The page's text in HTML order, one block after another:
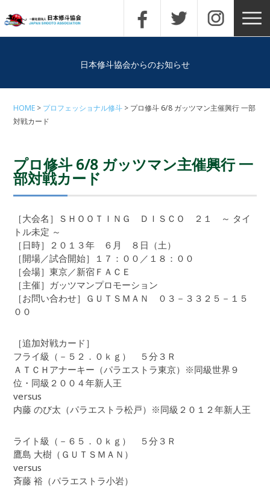
日本修斗協会からのお知らせ
HOME プロフェッショナル修斗
プロ修斗 6/8 ガッツマン主催興行 一部
対戦カード
プロ修斗 6/8 ガッツマン主催興行 一
部対戦カード
［大会名］ＳＨＯＯＴＩＮＧ ＤＩＳＣＯ ２１ ～ タイ
トル未定 ～
［日時］２０１３年 ６月 ８日（土）
［開場／試合開始］１７：００／１８：００
［会場］東京／新宿ＦＡＣＥ
［主催］ガッツマンプロモーション
［お問い合わせ］ＧＵＴＳＭＡＮ ０３－３３２５－１５
００
［追加対戦カード］
フライ級（－５２．０ｋｇ） ５分３Ｒ
ＡＴＣＨアナーキー（パラエストラ東京）※同級世界９
位・同級２００４年新人王
versus
内藤 のび太（パラエストラ松戸）※同級２０１２年新人王
ライト級（－６５．０ｋｇ） ５分３Ｒ
鷹島 大樹（ＧＵＴＳＭＡＮ）
versus
斉藤 裕（パラエストラ小岩）